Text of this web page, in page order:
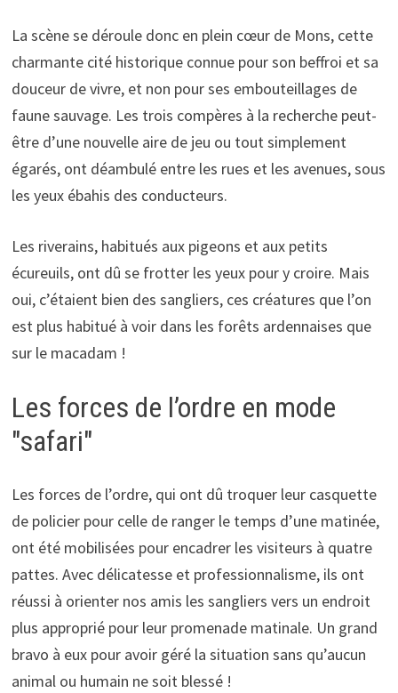
La scène se déroule donc en plein cœur de Mons, cette
charmante cité historique connue pour son beffroi et sa
douceur de vivre, et non pour ses embouteillages de
faune sauvage. Les trois compères à la recherche peut-
être d’une nouvelle aire de jeu ou tout simplement
égarés, ont déambulé entre les rues et les avenues, sous
les yeux ébahis des conducteurs.
Les riverains, habitués aux pigeons et aux petits
écureuils, ont dû se frotter les yeux pour y croire. Mais
oui, c’étaient bien des sangliers, ces créatures que l’on
est plus habitué à voir dans les forêts ardennaises que
sur le macadam !
Les forces de l’ordre en mode
"safari"
Les forces de l’ordre, qui ont dû troquer leur casquette
de policier pour celle de ranger le temps d’une matinée,
ont été mobilisées pour encadrer les visiteurs à quatre
pattes. Avec délicatesse et professionnalisme, ils ont
réussi à orienter nos amis les sangliers vers un endroit
plus approprié pour leur promenade matinale. Un grand
bravo à eux pour avoir géré la situation sans qu’aucun
animal ou humain ne soit blessé !